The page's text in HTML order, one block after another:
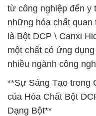
từ công nghiệp đến y
những hóa chất
là Bột DCP \ Canxi
một chất có ứng
nhiều ngành công
**Sự Sáng Tạo trong
của Hóa Chất Bột
Dạng Bột**